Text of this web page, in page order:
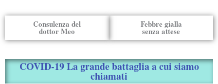
Consulenza del
dottor Meo
Febbre gialla
senza attese
COVID-19 La grande battaglia a cui siamo
chiamati